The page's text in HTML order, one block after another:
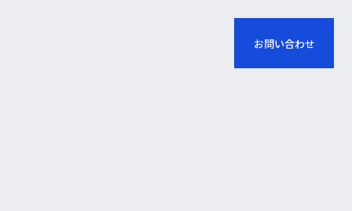
お問い合わせ